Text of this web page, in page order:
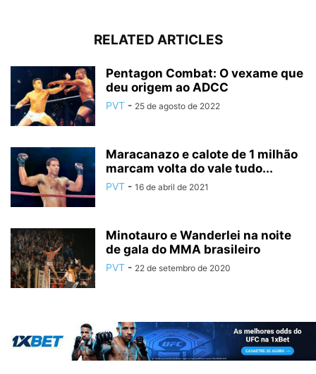
RELATED ARTICLES
Pentagon Combat: O vexame que
deu origem ao ADCC
PVT - 25 de agosto de 2022
Maracanazo e calote de 1 milhão
marcam volta do vale tudo...
PVT - 16 de abril de 2021
Minotauro e Wanderlei na noite
de gala do MMA brasileiro
PVT - 22 de setembro de 2020